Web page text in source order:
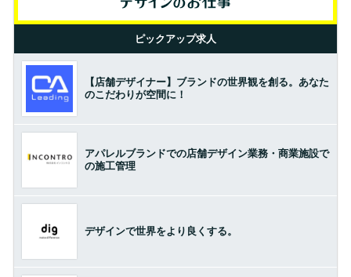
ピックアップ求人
【店舗デザイナー】ブランドの世界観を創る。あなた
のこだわりが空間に！
アパレルブランドでの店舗デザイン業務・商業施設で
の施工管理
デザインで世界をより良くする。